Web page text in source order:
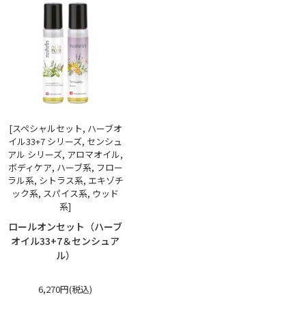
[スペシャルセット, ハーブオ
イル33+7 シリーズ, センシュ
アル シリーズ, アロマオイル,
ボディケア, ハーブ系, フロー
ラル系, シトラス系, エキゾチ
ック系, スパイス系, ウッド
系]
ロールオンセット（ハーブ
オイル33+7＆センシュア
ル）
6,270円(税込)